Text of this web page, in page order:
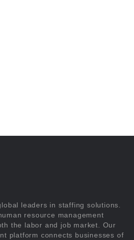
leaders in staffing solutions.
resource management
the labor and job market. Our
platform connects businesses of